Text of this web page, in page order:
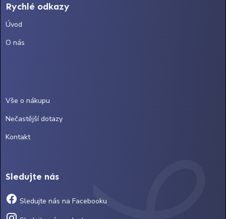
Rychlé odkazy
Úvod
O nás
Vše o nákupu
Nečastější dotazy
Kontakt
Sledujte nás
Sledujte nás na Facebooku